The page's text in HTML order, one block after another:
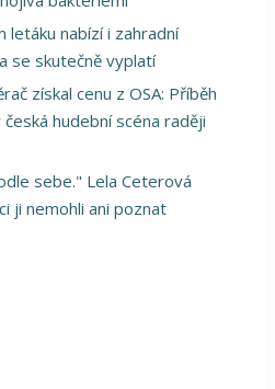
letáku nabízí i zahradní
se skutečně vyplatí
získal cenu z OSA: Příběh
hudební scéna raději
sebe." Lela Ceterová
ji nemohli ani poznat